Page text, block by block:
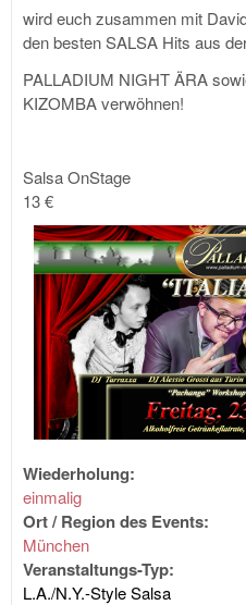
wird euch zusammen mit
den besten SALSA Hits aus
PALLADIUM NIGHT ÄRA
KIZOMBA verwöhnen!
Salsa OnStage
13 €
Wiederholung:
einmalig
Ort / Region des Events:
München
Veranstaltungs-Typ:
L.A./N.Y.-Style Salsa